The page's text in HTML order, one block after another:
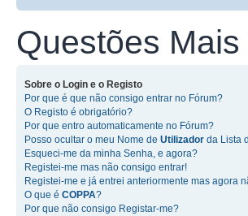
Questões
Sobre o Login e o Registo
Por que é que não consigo entrar no Fórum?
O Registo é obrigatório?
Por que entro automaticamente no Fórum?
Posso ocultar o meu Nome de Utilizador da Lista
Esqueci-me da minha Senha, e agora?
Registei-me mas não consigo entrar!
Registei-me e já entrei anteriormente mas agora
O que é COPPA?
Por que não consigo Registar-me?